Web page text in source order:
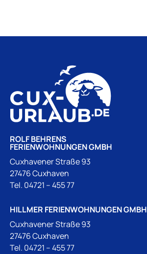
ROLF BEHRENS
FERIENWOHNUNGEN GMBH
Cuxhavener Straße 93
27476 Cuxhaven
Tel. 04721 – 455 77
HILLMER FERIENWOHNUNGEN GMBH
Cuxhavener Straße 93
27476 Cuxhaven
Tel. 04721 – 455 77